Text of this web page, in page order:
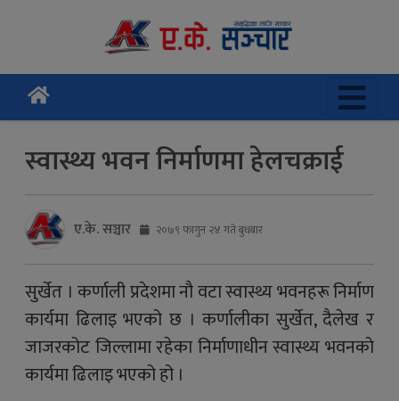
स्वास्थ्य भवन निर्माणमा हेलचक्राई
ए.के. सञ्चार २०७९ फागुन २४ गते बुधबार
सुर्खेत । कर्णाली प्रदेशमा नौ वटा स्वास्थ्य भवनहरू निर्माण
कार्यमा ढिलाइ भएको छ । कर्णालीका सुर्खेत, दैलेख र
जाजरकोट जिल्लामा रहेका निर्माणाधीन स्वास्थ्य भवनको
कार्यमा ढिलाइ भएको हो ।